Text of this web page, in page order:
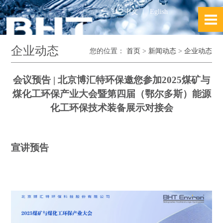
中文|Eglish
企业动态 您的位置： 首页> 新闻动态> 企业动态
会议预告 | 北京博汇特环保邀您参加2025煤矿与
煤化工环保产业大会暨第四届（鄂尔多斯）能源
化工环保技术装备展示对接会
宣讲预告